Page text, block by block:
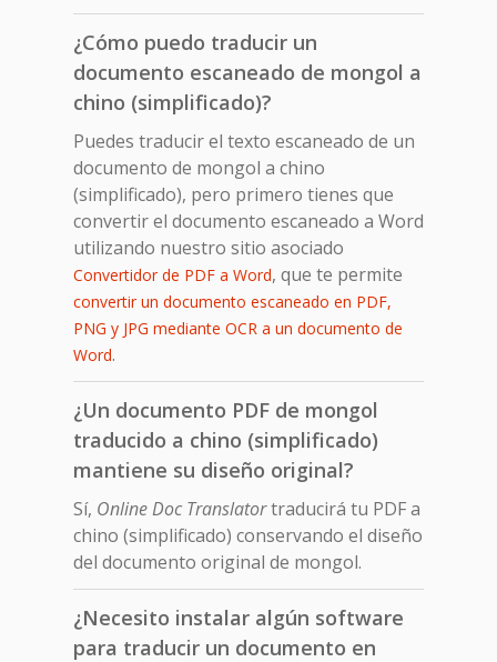
¿Cómo puedo traducir un
documento escaneado de mongol a
chino (simplificado)?
Puedes traducir el texto escaneado de un
documento de mongol a chino
(simplificado), pero primero tienes que
convertir el documento escaneado a Word
utilizando nuestro sitio asociado
Convertidor de PDF a Word, que te permite
convertir un documento escaneado en PDF,
PNG y JPG mediante OCR a un documento de
Word.
¿Un documento PDF de mongol
traducido a chino (simplificado)
mantiene su diseño original?
Sí, Online Doc Translatortraducirá tu PDF a
chino (simplificado) conservando el diseño
del documento original de mongol.
¿Necesito instalar algún software
para traducir un documento en